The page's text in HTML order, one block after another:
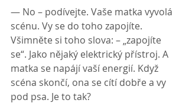
— No – podívejte. Vaše matka vyvolá
scénu. Vy se do toho zapojíte.
Všimněte si toho slova: – „zapojíte
se“. Jako nějaký elektrický přístroj. A
matka se napájí vaší energií. Když
scéna skončí, ona se cítí dobře a vy
pod psa. Je to tak?